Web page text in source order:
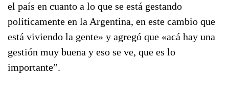
el país en cuanto a lo que se está gestando
políticamente en la Argentina, en este cambio que
está viviendo la gente» y agregó que «acá hay una
gestión muy buena y eso se ve, que es lo
importante”.